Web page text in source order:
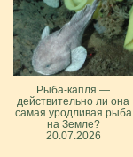
Рыба-капля —
действительно ли она
самая уродливая рыба
на Земле?
20.07.2026